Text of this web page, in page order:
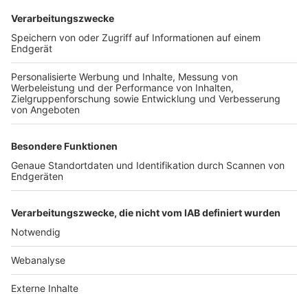
TOP-VEREINE
TOP-PARTNER
Nutzungsbedingungen Datenschutz Impressum